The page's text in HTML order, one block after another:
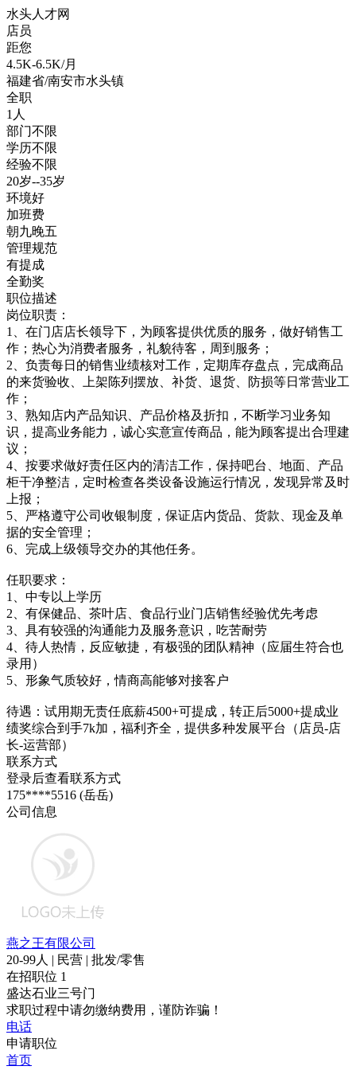
水头人才网
店员
距您
4.5K-6.5K/月
福建省/南安市水头镇
全职
1人
部门不限
学历不限
经验不限
20岁--35岁
环境好
加班费
朝九晚五
管理规范
有提成
全勤奖
职位描述
岗位职责：
1、在门店店长领导下，为顾客提供优质的服务，做好销售工
作；热心为消费者服务，礼貌待客，周到服务；
2、负责每日的销售业绩核对工作，定期库存盘点，完成商品
的来货验收、上架陈列摆放、补货、退货、防损等日常营业工
作；
3、熟知店内产品知识、产品价格及折扣，不断学习业务知
识，提高业务能力，诚心实意宣传商品，能为顾客提出合理建
议；
4、按要求做好责任区内的清洁工作，保持吧台、地面、产品
柜干净整洁，定时检查各类设备设施运行情况，发现异常及时
上报；
5、严格遵守公司收银制度，保证店内货品、货款、现金及单
据的安全管理；
6、完成上级领导交办的其他任务。
任职要求：
1、中专以上学历
2、有保健品、茶叶店、食品行业门店销售经验优先考虑
3、具有较强的沟通能力及服务意识，吃苦耐劳
4、待人热情，反应敏捷，有极强的团队精神（应届生符合也
录用）
5、形象气质较好，情商高能够对接客户
待遇：试用期无责任底薪4500+可提成，转正后5000+提成业
绩奖综合到手7k加，福利齐全，提供多种发展平台（店员-店
长-运营部）
联系方式
登录后查看联系方式
175****5516 (岳岳)
公司信息
燕之王有限公司
20-99人 | 民营 | 批发/零售
在招职位 1
盛达石业三号门
求职过程中请勿缴纳费用，谨防诈骗！
电话
申请职位
首页